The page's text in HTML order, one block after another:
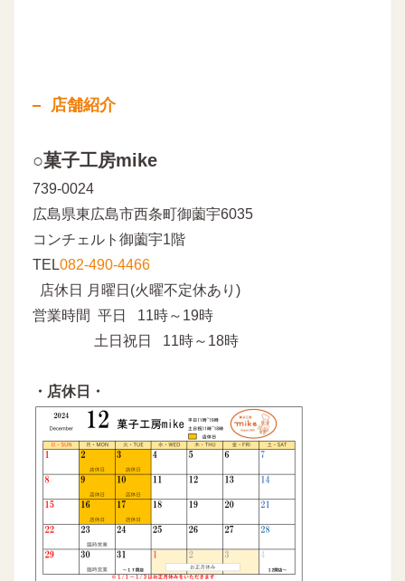
店舗紹介
○菓子工房mike
739-0024
広島県東広島市西条町御薗宇6035
コンチェルト御薗宇1階
TEL082-490-4466
店休日 月曜日(火曜不定休あり)
営業時間 平日 11時～19時
土日祝日 11時～18時
・店休日・